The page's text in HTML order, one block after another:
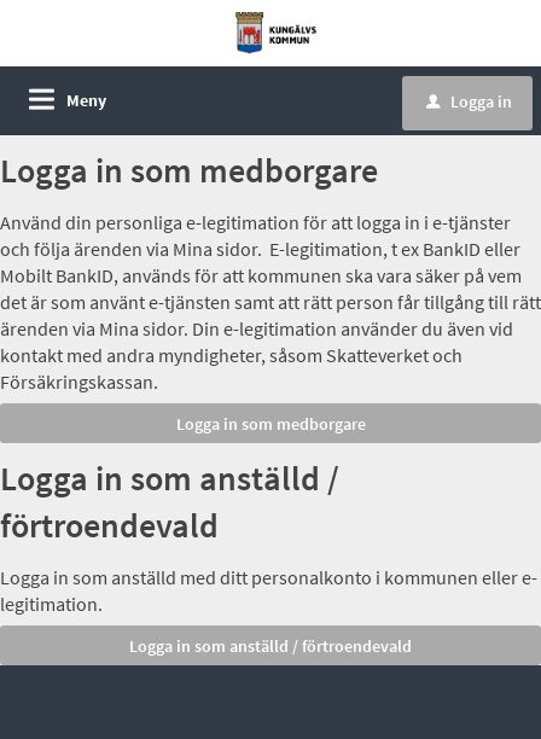
Meny u Logga in
Logga in som medborgare
Använd din personliga e-legitimation för att logga in i e-tjänster
och följa ärenden via Mina sidor. E-legitimation, t ex BankID eller
Mobilt BankID, används för att kommunen ska vara säker på vem
det är som använt e-tjänsten samt att rätt person får tillgång till rätt
ärenden via Mina sidor. Din e-legitimation använder du även vid
kontakt med andra myndigheter, såsom Skatteverket och
Försäkringskassan.
Logga in som anställd /
förtroendevald
Logga in som anställd med ditt personalkonto i kommunen eller e-
legitimation.